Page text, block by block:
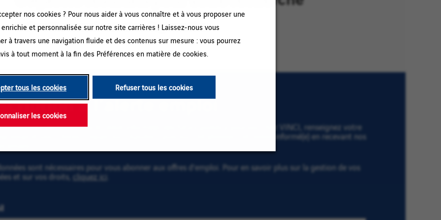
nos cookies ? Pour nous aider à vous connaître et à vous proposer une
et personnalisée sur notre site carrières ! Laissez-nous vous
à travers une navigation fluide et des contenus sur mesure : vous pourrez
à tout moment à la fin des Préférences en matière de cookies.
tous les cookies Refuser tous les cookies
les cookies
Veuillez saisir une nouvelle recherche ou élargir vos critères.
à l’alerte emploi
des alertes emploi et rester informé(e) des futurs postes à pourvoir chez VINCI, renseignez votre
email et vos critères. Cliquez sur « Ajouter » puis sur « M'abonner » et restez informé(e) en recevant nos
sont nécessaires pour vous abonner aux offres d’emploi. Pour en savoir plus sur la gestion de vos
et sur vos droits, cliquez ici